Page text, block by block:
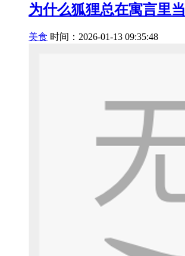
为什么狐狸总在寓言里
美食 时间：2026-01-13 09:35:48